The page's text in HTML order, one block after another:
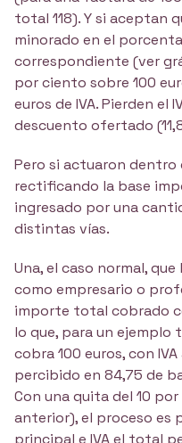
total 118). Y si aceptan
minorado en el
correspondiente (ver
por ciento sobre 100
euros de IVA. Pierden el
descuento ofertado
Pero si actuaron dentro
rectificando la base
ingresado por una
distintas vías.
Una, el caso normal,
como empresario o
importe total cobrado
lo que, para un ejemplo
cobra 100 euros, con
percibido en 84,75 de
Con una quita del 10
anterior), el proceso es
principal e IVA el total